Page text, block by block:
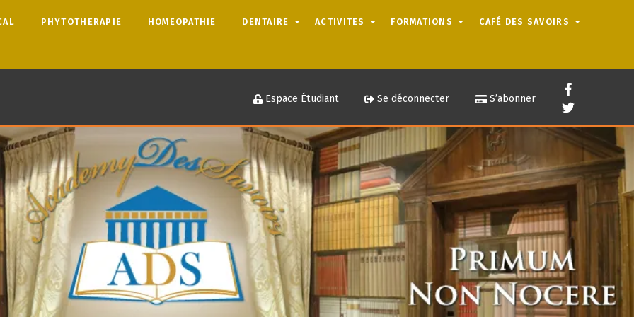
PHYTOTHERAPIE HOMEOPATHIE DENTAIRE ACTIVITES FORMATIONS CAFÉ DES SAVOIRS
Espace Étudiant Se déconnecter S’abonner